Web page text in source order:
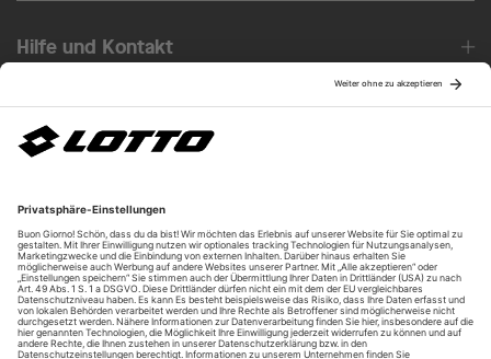
Hilfe und Kontakt
Über uns
Unsere Vorteile
Unsere Partner